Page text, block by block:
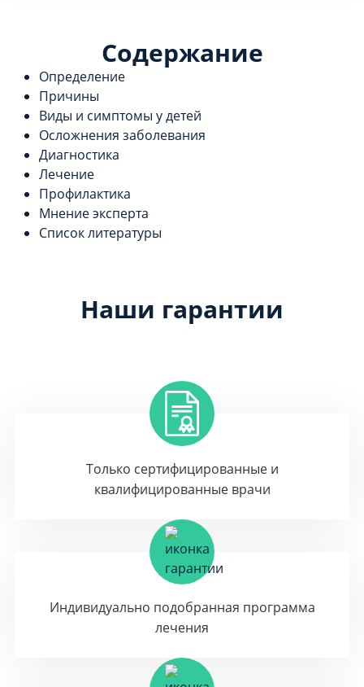
Содержание
Определение
Причины
Виды и симптомы у детей
Осложнения заболевания
Диагностика
Лечение
Профилактика
Мнение эксперта
Список литературы
Наши гарантии
Только сертифицированные и
квалифицированные врачи
Индивидуально подобранная программа
лечения